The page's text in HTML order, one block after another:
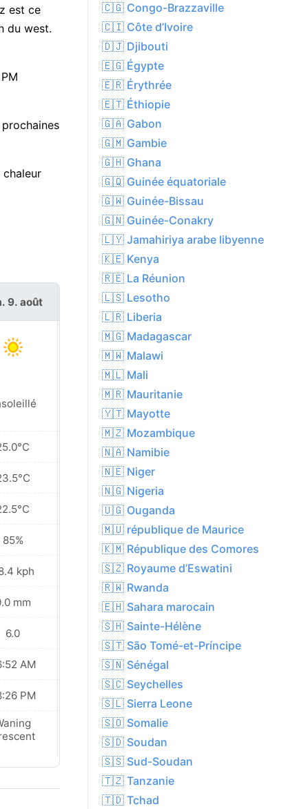
est ce
du west.
9. août
85%
kph
mm
6.0
AM
PM
lun. 10. août
Ensoleillé
25.0°C
23.5°C
22.2°C
29.5 kph
0.0 mm
6.0
06:53 AM
08:25 PM
New Moon
🇨🇬 Congo-Brazzaville
🇨🇮 Côte d’Ivoire
🇩🇯 Djibouti
🇪🇬 Égypte
🇪🇷 Érythrée
🇪🇹 Éthiopie
🇬🇦 Gabon
🇬🇲 Gambie
🇬🇭 Ghana
🇬🇶 Guinée équatoriale
🇬🇼 Guinée-Bissau
🇬🇳 Guinée-Conakry
🇱🇾 Jamahiriya arabe libyenne
🇰🇪 Kenya
🇷🇪 La Réunion
🇱🇸 Lesotho
🇱🇷 Liberia
🇲🇬 Madagascar
🇲🇼 Malawi
🇲🇱 Mali
🇲🇷 Mauritanie
🇾🇹 Mayotte
🇲🇿 Mozambique
🇳🇦 Namibie
🇳🇪 Niger
🇳🇬 Nigeria
🇺🇬 Ouganda
🇲🇺 république de Maurice
🇰🇲 République des Comores
🇸🇿 Royaume d’Eswatini
🇷🇼 Rwanda
🇪🇭 Sahara marocain
🇸🇭 Sainte-Hélène
🇸🇹 São Tomé-et-Príncipe
🇸🇳 Sénégal
🇸🇨 Seychelles
🇸🇱 Sierra Leone
🇸🇴 Somalie
🇸🇩 Soudan
🇸🇸 Sud-Soudan
🇹🇿 Tanzanie
🇹🇩 Tchad